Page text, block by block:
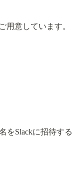
をSlackに招待する